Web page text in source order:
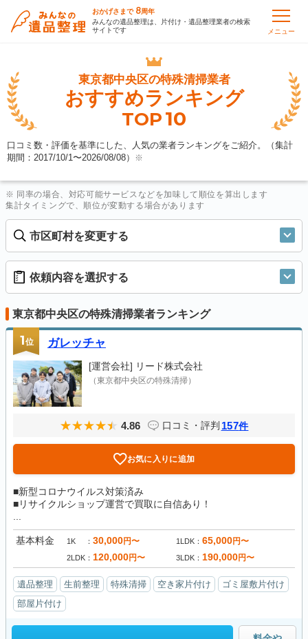
おかげさまで 8周年
みんなの遺品整理は、片付け・遺品整理業者の検索
サイトです
メニュー
東京都中央区の特殊清掃業者
おすすめランキング
TOP10
口コミ数・評価を基準にした、人気の業者ランキングをご紹介。（集計
期間：2017/10/1〜2026/08/08） ※
※ 同率の場合、対応可能サービスなどを加味して順位を算出します
集計タイミングで、順位が変動する場合があります
市区町村を変更する
依頼内容を選択する
東京都中央区の特殊清掃業者ランキング
1位 ガレッチャ
[運営会社] リード株式会社
（東京都中央区の特殊清掃）
4.86 口コミ・評判 157件
お気に入りに追加
■新型コロナウイルス対策済み
■リサイクルショップ運営で買取に自信あり！
基本料金 1K 30,000円〜 1LDK 65,000円〜
2LDK 120,000円〜 3LDK 190,000円〜
遺品整理 生前整理 特殊清掃 空き家片付け
ゴミ屋敷片付け
部屋片付け